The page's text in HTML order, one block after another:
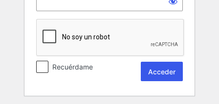
Recuérdame